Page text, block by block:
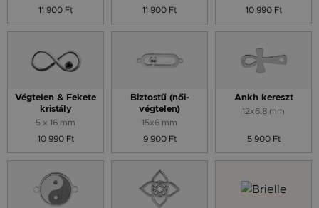
11 900 Ft
11 900 Ft
10 990 Ft
Végtelen & Fekete
kristály
5 x 16 mm
10 990 Ft
Biztostű (női-
végtelen)
15x6 mm
9 900 Ft
Ankh kereszt
12x6,8 mm
5 900 Ft